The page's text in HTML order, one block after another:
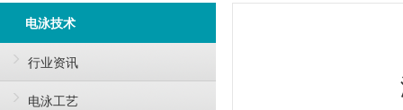
电泳技术
行业资讯
电泳工艺